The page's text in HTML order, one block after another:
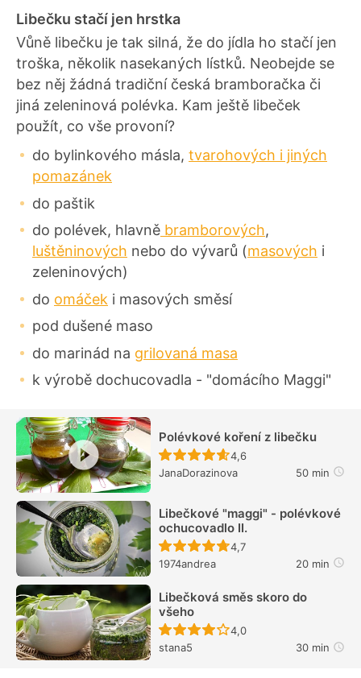
Libečku stačí jen hrstka
Vůně libečku je tak silná, že do jídla ho stačí jen
troška, několik nasekaných lístků. Neobejde se
bez něj žádná tradiční česká bramboračka či
jiná zeleninová polévka. Kam ještě libeček
použít, co vše provoní?
do bylinkového másla, tvarohových i jiných
pomazánek
do paštik
do polévek, hlavně bramborových,
luštěninových nebo do vývarů (masových i
zeleninových)
do omáček i masových směsí
pod dušené maso
do marinád na grilovaná masa
k výrobě dochucovadla - "domácího Maggi"
Polévkové koření z libečku
Recept ještě nebyl
4,6
JanaDorazinova
50 min
Libečkové "maggi" - polévkové
ochucovadlo II.
Recept ještě nebyl
4,7
1974andrea
20 min
Libečková směs skoro do
všeho
Recept ještě nebyl
4,0
stana5
30 min